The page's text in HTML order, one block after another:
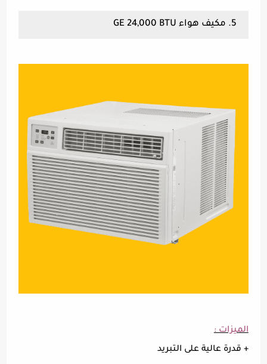
5. مكيف هواء GE 24,000 BTU
الميزات :
+ قدرة عالية على التبريد